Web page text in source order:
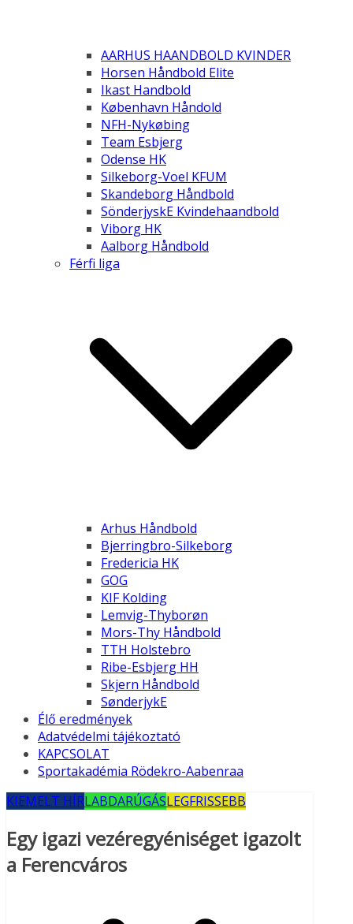
AARHUS HAANDBOLD KVINDER
Horsen Håndbold Elite
Ikast Handbold
København Håndold
NFH-Nykøbing
Team Esbjerg
Odense HK
Silkeborg-Voel KFUM
Skandeborg Håndbold
SönderjyskE Kvindehaandbold
Viborg HK
Aalborg Håndbold
Férfi liga
Arhus Håndbold
Bjerringbro-Silkeborg
Fredericia HK
GOG
KIF Kolding
Lemvig-Thyborøn
Mors-Thy Håndbold
TTH Holstebro
Ribe-Esbjerg HH
Skjern Håndbold
SønderjykE
Élő eredmények
Adatvédelmi tájékoztató
KAPCSOLAT
Sportakadémia Rödekro-Aabenraa
KIEMELT HÍRLABDARÚGÁSLEGFRISSEBB
Egy igazi vezéregyéniséget igazolt
a Ferencváros